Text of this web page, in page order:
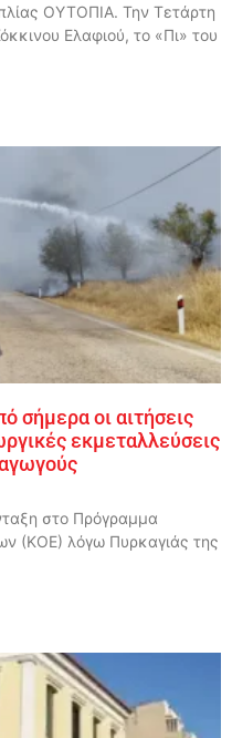
ΟΥΤΟΠΙΑ. Την Τετάρτη
Ελαφιού, το «Πι» του
οι αιτήσεις
εκμεταλλεύσεις
στο Πρόγραμμα
(ΚΟΕ) λόγω Πυρκαγιάς της